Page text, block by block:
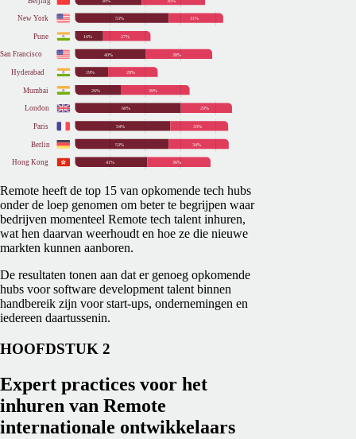
Remote heeft de top 15 van opkomende tech hubs
onder de loep genomen om beter te begrijpen waar
bedrijven momenteel Remote tech talent inhuren,
wat hen daarvan weerhoudt en hoe ze die nieuwe
markten kunnen aanboren.
De resultaten tonen aan dat er genoeg opkomende
hubs voor software development talent binnen
handbereik zijn voor start-ups, ondernemingen en
iedereen daartussenin.
HOOFDSTUK 2
Expert practices voor het
inhuren van Remote
internationale ontwikkelaars